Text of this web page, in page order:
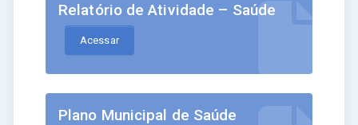
Relatório de Atividade – Saúde
Acessar
Plano Municipal de Saúde